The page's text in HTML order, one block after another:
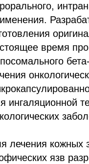
время
ингаляционной
лечения кожных
язв